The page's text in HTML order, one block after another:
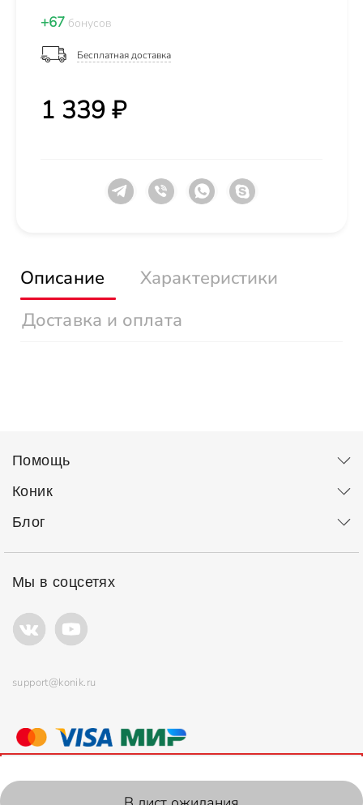
+67 бонусов
Бесплатная доставка
1 339 ₽
Описание
Характеристики
Доставка и оплата
Помощь
Коник
Блог
Мы в соцсетях
support@konik.ru